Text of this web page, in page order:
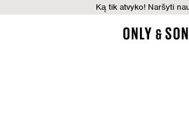
Ką tik atvyko! Naršyti